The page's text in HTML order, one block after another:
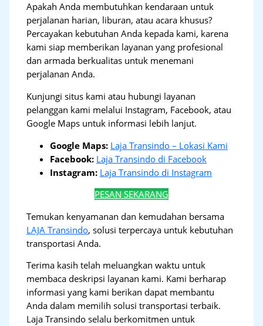
Apakah Anda membutuhkan kendaraan untuk
perjalanan harian, liburan, atau acara khusus?
Percayakan kebutuhan Anda kepada kami, karena
kami siap memberikan layanan yang profesional
dan armada berkualitas untuk menemani
perjalanan Anda.
Kunjungi situs kami atau hubungi layanan
pelanggan kami melalui Instagram, Facebook, atau
Google Maps untuk informasi lebih lanjut.
Google Maps: Laja Transindo – Lokasi Kami
Facebook: Laja Transindo di Facebook
Instagram: Laja Transindo di Instagram
PESAN SEKARANG
Temukan kenyamanan dan kemudahan bersama
LAJA Transindo, solusi terpercaya untuk kebutuhan
transportasi Anda.
Terima kasih telah meluangkan waktu untuk
membaca deskripsi layanan kami. Kami berharap
informasi yang kami berikan dapat membantu
Anda dalam memilih solusi transportasi terbaik.
Laja Transindo selalu berkomitmen untuk